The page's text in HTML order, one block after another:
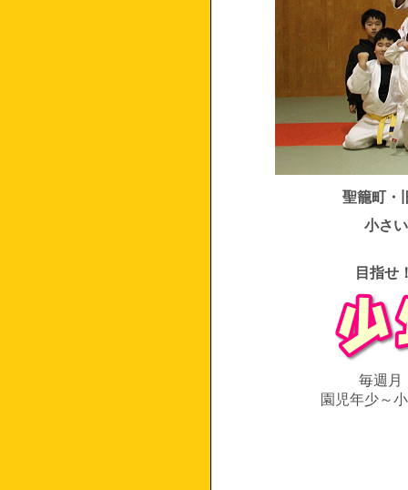
聖籠町・
小さ
目指せ
毎週月
園児年少～